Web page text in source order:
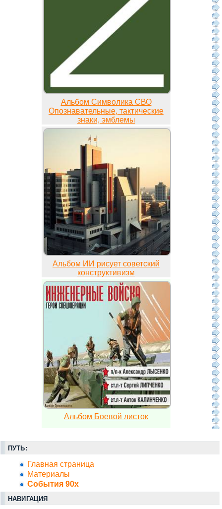
Альбом Символика СВО
Опознавательные, тактические
знаки, эмблемы
Альбом ИИ рисует советский
конструктивизм
Альбом Боевой листок
ПУТЬ:
Главная страница
Материалы
События 90х
НАВИГАЦИЯ